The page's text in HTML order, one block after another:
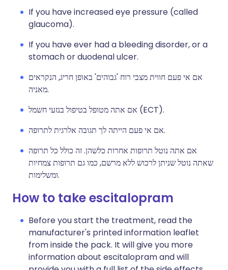
If you have increased eye pressure (called
glaucoma).
If you have ever had a bleeding disorder, or a
stomach or duodenal ulcer.
אם אי פעם חווית מצבי רוח 'גבוהים' באופן חריג, הנקראים
מאניה.
אם אתה מטופל בטיפול בנזעי חשמל (ECT).
אם אי פעם הייתה לך תגובה אלרגית לתרופה.
אם אתה נוטל תרופות אחרות כלשהן. זה כולל כל תרופה
שאתה נוטל שניתן לרכוש ללא מרשם, כמו גם תרופות צמחיות
ומשלימות.
How to take escitalopram
Before you start the treatment, read the
manufacturer's printed information leaflet
from inside the pack. It will give you more
information about escitalopram and will